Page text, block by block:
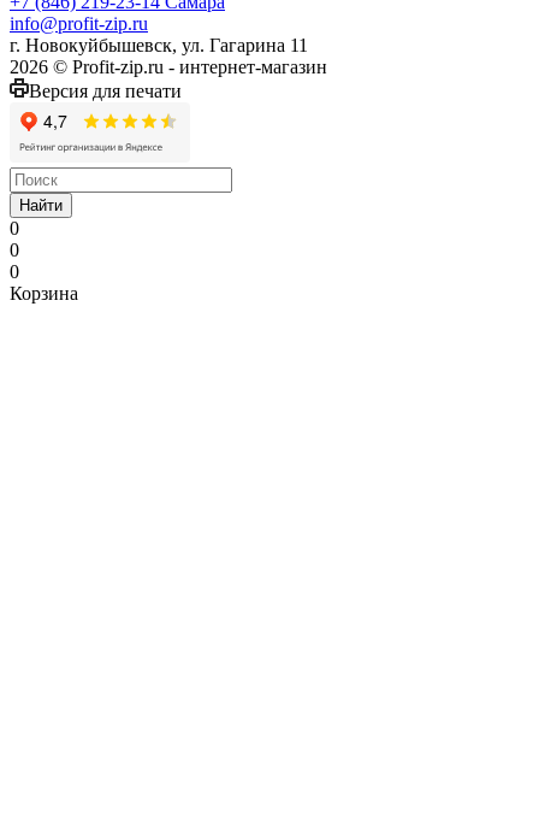
info@profit-zip.ru
г. Новокуйбышевск, ул. Гагарина 11
2026 © Profit-zip.ru - интернет-магазин
Версия для печати
Найти
0
0
0
Корзина